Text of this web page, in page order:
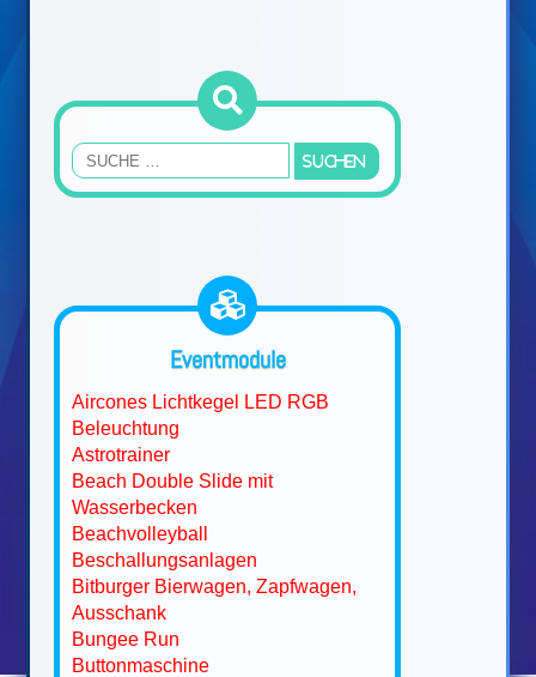
Eventmodule
Aircones Lichtkegel LED RGB
Beleuchtung
Astrotrainer
Beach Double Slide mit
Wasserbecken
Beachvolleyball
Beschallungsanlagen
Bitburger Bierwagen, Zapfwagen,
Ausschank
Bungee Run
Buttonmaschine